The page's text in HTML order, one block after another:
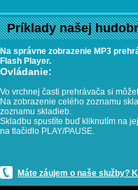
Príklady našej
Na správne zobrazenie MP3
Flash Player.
Ovládanie:
Vo vrchnej časti prehrávača si
Na zobrazenie celého zoznamu
zoznamu skladieb.
Skladbu spustíte buď kliknutím na
na tlačidlo PLAY/PAUSE.
Máte záujem o naše služby?